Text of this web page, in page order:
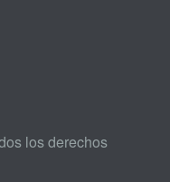
los derechos